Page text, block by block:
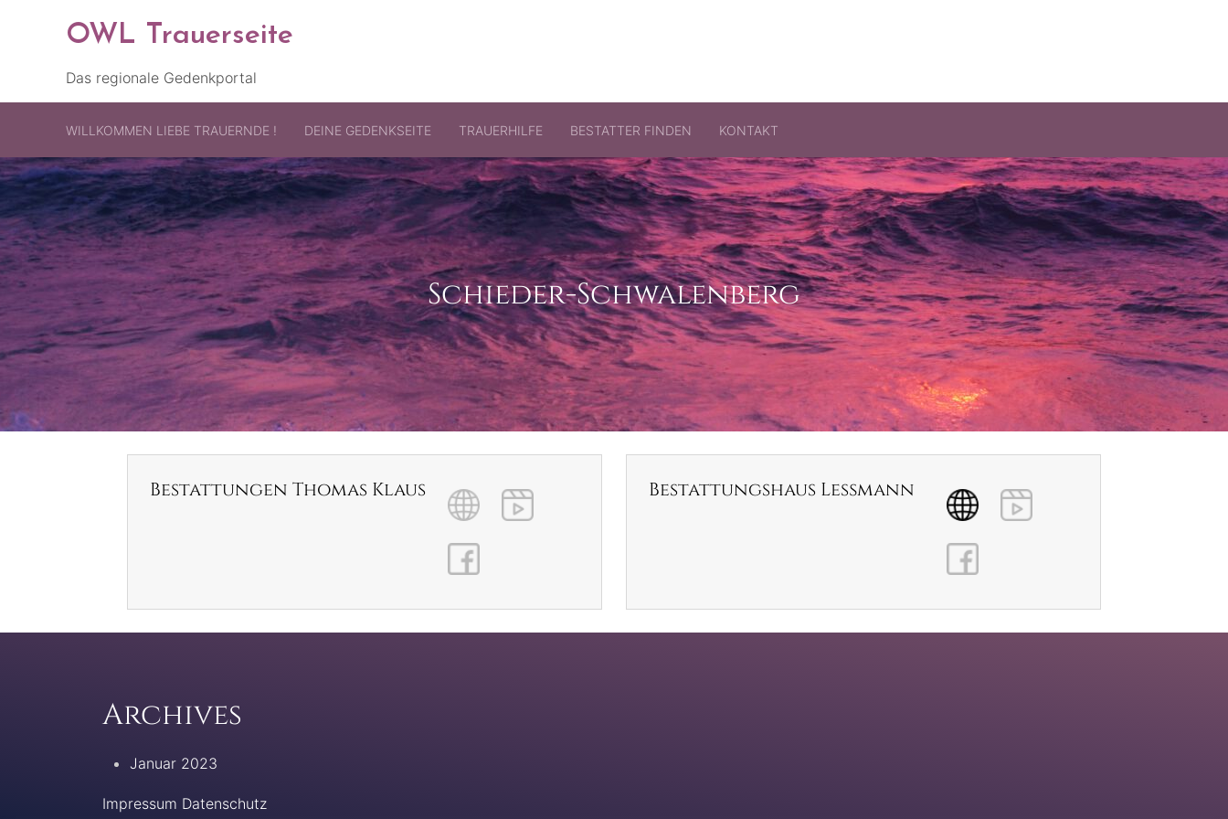
OWL Trauerseite
Das regionale Gedenkportal
WILLKOMMEN LIEBE TRAUERNDE ! DEINE GEDENKSEITE TRAUERHILFE BESTATTER FINDEN KONTAKT
Schieder-Schwalenberg
Bestattungen Thomas Klaus Bestattungshaus Leßmann
Archives
Januar 2023
Impressum Datenschutz